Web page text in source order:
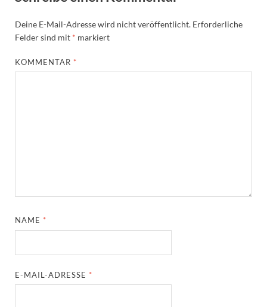
Deine E-Mail-Adresse wird nicht veröffentlicht. Erforderliche
Felder sind mit * markiert
KOMMENTAR *
NAME *
E-MAIL-ADRESSE *